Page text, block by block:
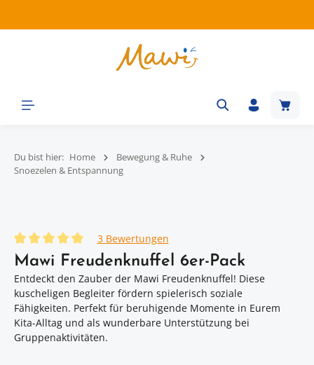
Du bist hier: Home
Bewegung & Ruhe
Snoezelen & Entspannung
Durchschnittliche Bewertung von 5 von 5 Sternen
3 Bewertungen
Mawi Freudenknuffel 6er-Pack
Entdeckt den Zauber der Mawi Freudenknuffel! Diese
kuscheligen Begleiter fördern spielerisch soziale
Fähigkeiten. Perfekt für beruhigende Momente in Eurem
Kita-Alltag und als wunderbare Unterstützung bei
Gruppenaktivitäten.